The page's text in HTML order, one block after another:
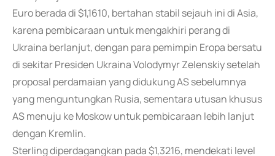
Euro berada di $1,1610, bertahan stabil sejauh ini di Asia,
karena pembicaraan untuk mengakhiri perang di
Ukraina berlanjut, dengan para pemimpin Eropa bersatu
di sekitar Presiden Ukraina Volodymyr Zelenskiy setelah
proposal perdamaian yang didukung AS sebelumnya
yang menguntungkan Rusia, sementara utusan khusus
AS menuju ke Moskow untuk pembicaraan lebih lanjut
dengan Kremlin.
Sterling diperdagangkan pada $1,3216, mendekati level